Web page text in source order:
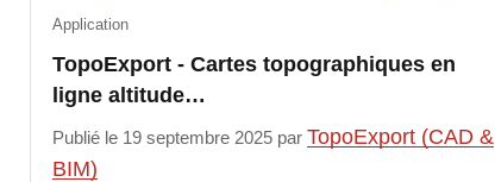
TopoExport - Cartes topographiques en
ligne altitude…
Application
Publié le 19 septembre 2025 par TopoExport (CAD &
BIM)